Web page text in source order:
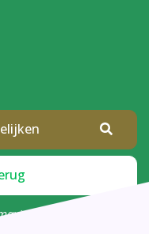
4 bedrijven die